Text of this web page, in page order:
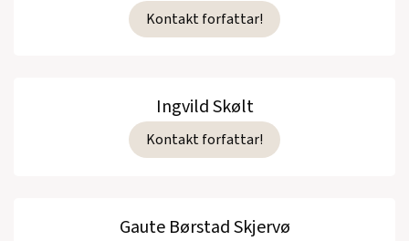
Kontakt forfattar!
Ingvild Skølt
Kontakt forfattar!
Gaute Børstad Skjervø